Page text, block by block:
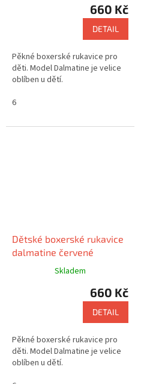
660 Kč
DETAIL
Pěkné boxerské rukavice pro
děti. Model Dalmatine je velice
oblíben u dětí.
6
Dětské boxerské rukavice
dalmatine červené
Skladem
660 Kč
DETAIL
Pěkné boxerské rukavice pro
děti. Model Dalmatine je velice
oblíben u dětí.